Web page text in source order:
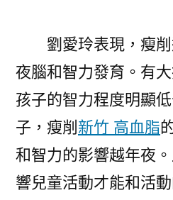
劉愛玲表現，瘦削
夜腦和智力發育。有
孩子的智力程度明顯
子，瘦削 新竹 高血脂
和智力的影響越年夜
響兒童活動才能和活